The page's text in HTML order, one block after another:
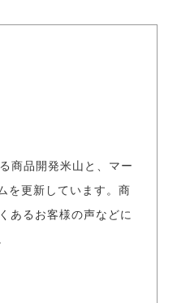
商品開発米山と、マー
を更新しています。商
あるお客様の声などに